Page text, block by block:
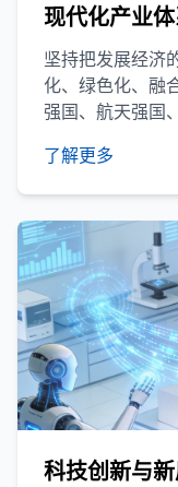
现代化产业
坚持把发展经济
化、绿色化、融
强国、航天强国
了解更多
科技创新与